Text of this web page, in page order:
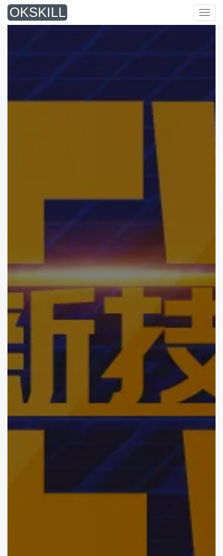
菜
单
OKSKILL